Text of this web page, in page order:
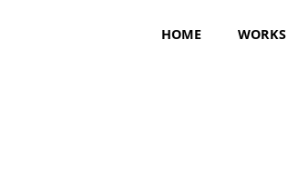
HOME WORKS